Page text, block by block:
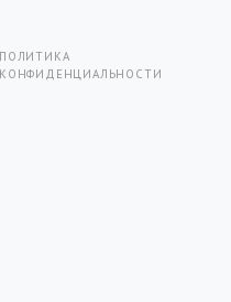
ПОЛИТИКА
КОНФИДЕНЦИАЛЬНОСТИ